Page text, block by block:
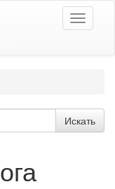
Toggle
Искать